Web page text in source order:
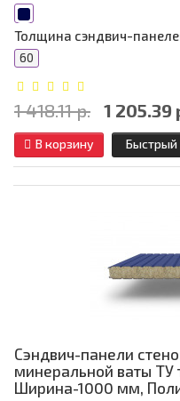
Толщина сэндвич-
60
1 418.11 р. 1 205.39
В корзину Быстрый
Сэндвич-панели
минеральной ваты
Ширина-1000 мм,